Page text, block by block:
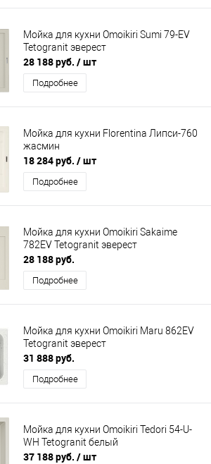
Мойка для кухни Omoikiri Sumi 79-EV
Tetogranit эверест
28 188 руб. / шт
Подробнее
Мойка для кухни Florentina Липси-760
жасмин
18 284 руб. / шт
Подробнее
Мойка для кухни Omoikiri Sakaime
782EV Tetogranit эверест
28 188 руб.
Подробнее
Мойка для кухни Omoikiri Maru 862EV
Tetogranit эверест
31 888 руб.
Подробнее
Мойка для кухни Omoikiri Tedori 54-U-
WH Tetogranit белый
37 188 руб. / шт